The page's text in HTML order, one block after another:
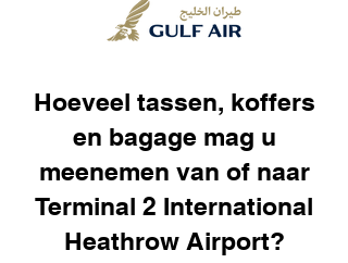
Hoeveel tassen, koffers
en bagage mag u
meenemen van of naar
Terminal 2 International
Heathrow Airport?